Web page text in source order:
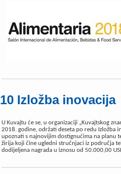
10 Izložba inovacija
U Kuvajtu će se, u organizaciji „Kuvajtskog
2018. godine, održati deseta po redu Izložba
upoznati s najnovijim dostignućima na planu
žirija koji čine ugledni stručnjaci iz područja
dodijeljena nagrada u iznosu od 50.000,00